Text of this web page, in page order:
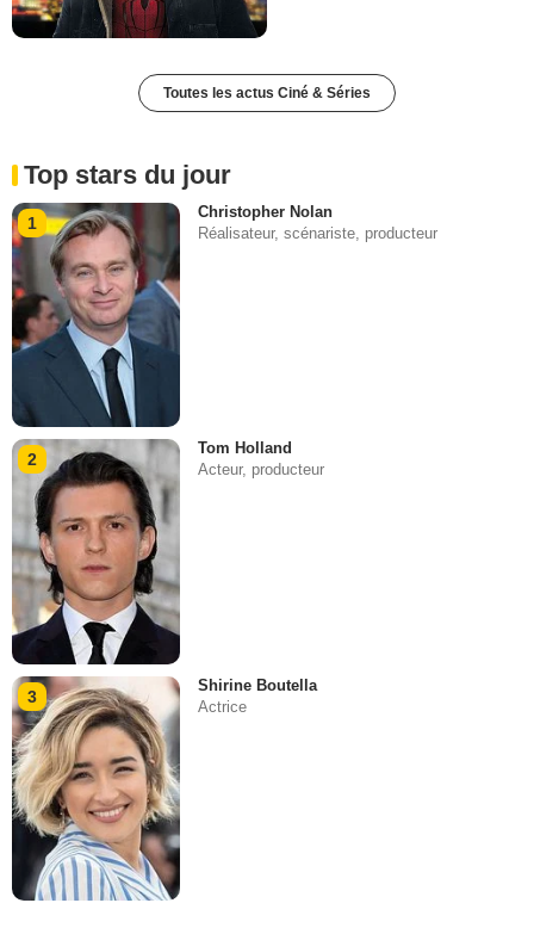
Toutes les actus Ciné & Séries
Top stars du jour
1
Christopher Nolan
Réalisateur, scénariste, producteur
2
Tom Holland
Acteur, producteur
3
Shirine Boutella
Actrice